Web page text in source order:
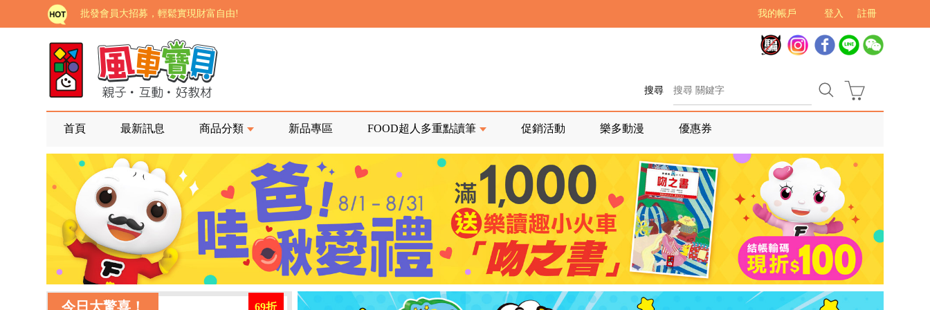
註冊
登入
我的帳戶
批發會員大招募，輕鬆實現財富自由!
如需更改或重開發票 需在訂單成立三天內通知客服 寄回發票需附上回郵郵票
老師您好!!幼教會員火熱招募中~
海外購物免煩惱！點我查看『海外購物流程說明』
家長樂了!「風車書版集團暨FOOD超人企業總部」目前正興建中!
批發會員大招募，輕鬆實現財富自由!
如需更改或重開發票 需在訂單成立三天內通知客服 寄回發票需附上回郵郵票
老師您好!!幼教會員火熱招募中~
海外購物免煩惱！點我查看『海外購物流程說明』
搜尋
首頁 最新訊息 商品分類 新品專區 FOOD超人多重點讀筆 促銷活動 樂多動漫 優惠券
今日大驚喜！ 69折